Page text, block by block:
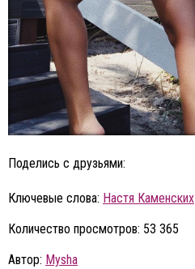
Поделись с друзьями:
Ключевые слова: Настя Каменских
Количество просмотров: 53 365
Автор: Mysha